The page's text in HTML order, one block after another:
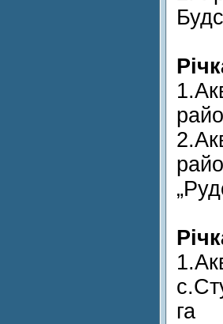
га